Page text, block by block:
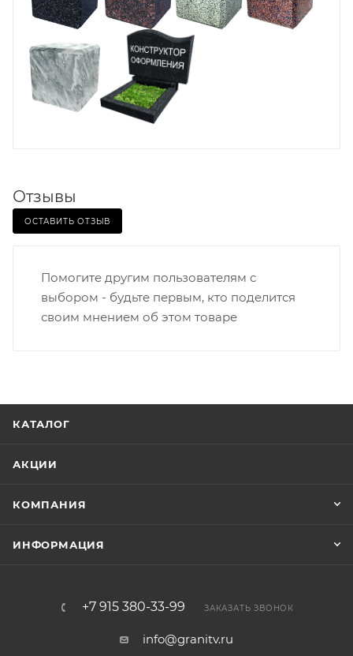
Отзывы
ОСТАВИТЬ ОТЗЫВ
Помогите другим пользователям с
выбором - будьте первым, кто поделится
своим мнением об этом товаре
КАТАЛОГ
АКЦИИ
КОМПАНИЯ
ИНФОРМАЦИЯ
+7 915 380-33-99 ЗАКАЗАТЬ ЗВОНОК
info@granitv.ru